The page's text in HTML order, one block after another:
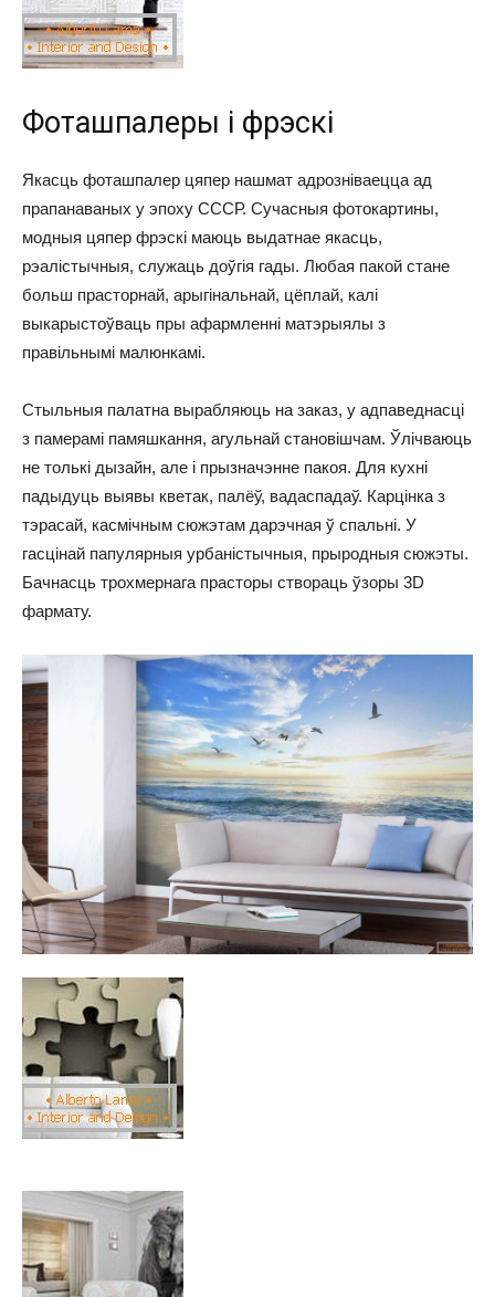
Фоташпалеры і фрэскі
Якасць фоташпалер цяпер нашмат адрозніваецца ад
прапанаваных у эпоху СССР. Сучасныя фотокартины,
модныя цяпер фрэскі маюць выдатнае якасць,
рэалістычныя, служаць доўгія гады. Любая пакой стане
больш прасторнай, арыгінальнай, цёплай, калі
выкарыстоўваць пры афармленні матэрыялы з
правільнымі малюнкамі.
Стыльныя палатна вырабляюць на заказ, у адпаведнасці
з памерамі памяшкання, агульнай становішчам. Ўлічваюць
не толькі дызайн, але і прызначэнне пакоя. Для кухні
падыдуць выявы кветак, палёў, вадаспадаў. Карцінка з
тэрасай, касмічным сюжэтам дарэчная ў спальні. У
гасцінай папулярныя урбаністычныя, прыродныя сюжэты.
Бачнасць трохмернага прасторы створаць ўзоры 3D
фармату.